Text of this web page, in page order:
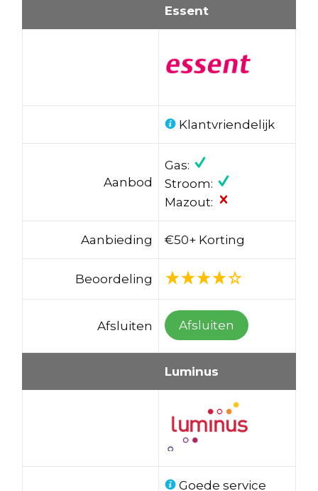
Essent
Klantvriendelijk
Aanbod
Gas:
Stroom:
Mazout:
Aanbieding €50+ Korting
Beoordeling
Afsluiten Afsluiten
Luminus
Goede service